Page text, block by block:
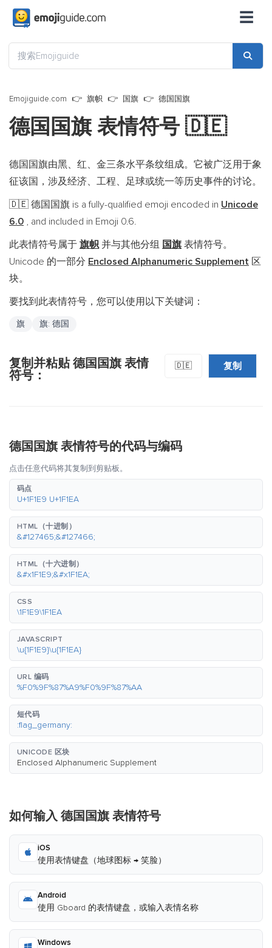
☰
Emojiguide.com 旗帜 国旗 德国国旗
德国国旗 表情符号 🇩🇪
德国国旗由黑、红、金三条水平条纹组成。它被广泛用于象
征该国，涉及经济、工程、足球或统一等历史事件的讨论。
🇩🇪 德国国旗 is a fully-qualified emoji encoded in Unicode
6.0 , and included in Emoji 0.6.
此表情符号属于 旗帜并与其他分组 国旗 表情符号。
Unicode 的一部分 Enclosed Alphanumeric Supplement 区
块。
要找到此表情符号，您可以使用以下关键词：
旗 旗: 德国
复制并粘贴 德国国旗 表情
符号：
🇩🇪 复制
德国国旗 表情符号的代码与编码
点击任意代码将其复制到剪贴板。
码点
U+1F1E9 U+1F1EA
HTML（十进制）
&#127465;&#127466;
HTML（十六进制）
&#x1F1E9;&#x1F1EA;
CSS
\1F1E9\1F1EA
JAVASCRIPT
\u{1F1E9}\u{1F1EA}
URL 编码
%F0%9F%87%A9%F0%9F%87%AA
短代码
:flag_germany:
UNICODE 区块
Enclosed Alphanumeric Supplement
如何输入 德国国旗 表情符号
iOS
使用表情键盘（地球图标 → 笑脸）
Android
使用 Gboard 的表情键盘，或输入表情名称
Windows